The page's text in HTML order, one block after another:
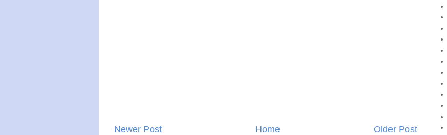
Newer Post Older Post
Home